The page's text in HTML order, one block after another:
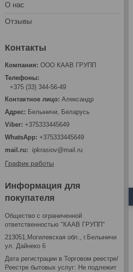
О нас
Отзывы
ООО КААВ ГРУПП
+375 (33) 344-56-49
Александр
Белыничи, Беларусь
+375333445649
+375333445649
mail.ru
ipkrasiov@mail.ru
График работы
Информация для
покупателя
Общество с ограниченной
ответственностью "КААВ ГРУПП"
213051,Могилевская обл., г.Белыничи
ул. Дайнеко 6
Дата регистрации в Торговом реестре/
Реестре бытовых услуг: Не подлежит